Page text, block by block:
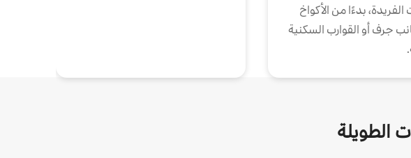
الفريدة، بدءًا من الأكواخ
جرف أو القوارب السكنية
الطويلة